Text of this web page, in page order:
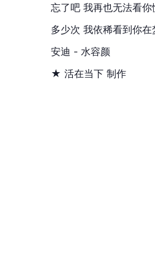
忘了吧 我再也无法看
多少次 我依稀看到你
安迪 - 水容颜
★ 活在当下 制作